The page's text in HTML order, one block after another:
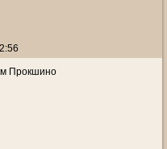
м Прокшино